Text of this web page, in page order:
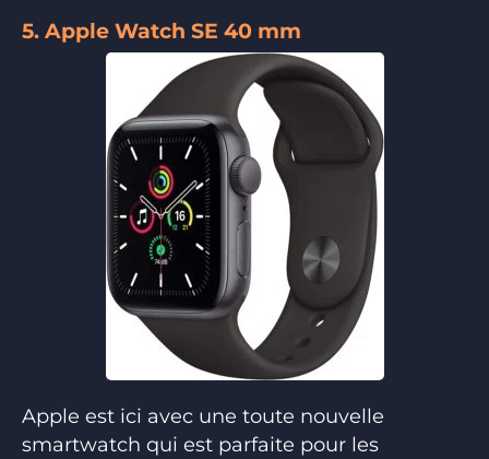
5. Apple Watch SE 40 mm
Apple est ici avec une toute nouvelle
smartwatch qui est parfaite pour les